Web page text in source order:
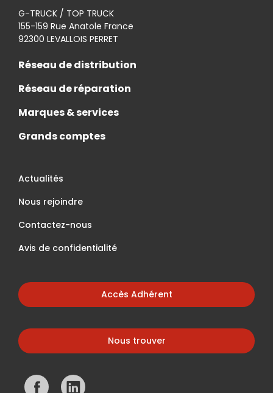
G-TRUCK / TOP TRUCK
155-159 Rue Anatole France
92300 LEVALLOIS PERRET
Réseau de distribution
Réseau de réparation
Marques & services
Grands comptes
Actualités
Nous rejoindre
Contactez-nous
Avis de confidentialité
Accès Adhérent
Nous trouver